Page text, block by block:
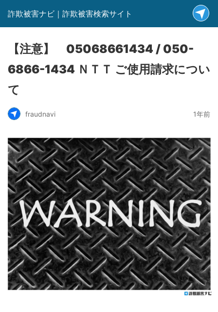
詐欺被害ナビ｜詐欺被害検索サイト
【注意】 05068661434 / 050-
6866-1434 ＮＴＴ ご使用請求につい
て
fraudnavi 1年前